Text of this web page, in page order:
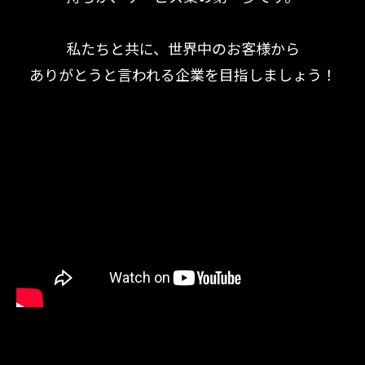
私たちと共に、世界中のお客様から
ありがとうと言われる企業を目指しましょう！